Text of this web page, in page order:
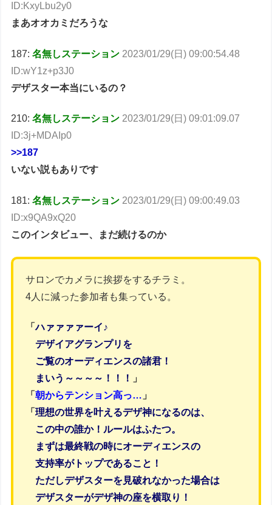
ID:KxyLbu2y0
まあオオカミだろうな
187:名無しステーション 2023/01/29(日) 09:00:54.48
ID:wY1z+p3J0
デザスター本当にいるの？
210:名無しステーション 2023/01/29(日) 09:01:09.07
ID:3j+MDAIp0
>>187
いない説もありです
181:名無しステーション 2023/01/29(日) 09:00:49.03
ID:x9QA9xQ20
このインタビュー、まだ続けるのか
サロンでカメラに挨拶をするチラミ。
4人に減った参加者も集っている。
「ハァァァァーイ♪
デザイアグランプリを
ご覧のオーディエンスの諸君！
まいう～～～～！！！
」
「朝からテンション高っ… 」
「理想の世界を叶えるデザ神になるのは、
この中の誰か！ルールはふたつ。
まずは最終戦の時にオーディエンスの
支持率がトップであること！
ただしデザスターを見破れなかった場合は
デザスターがデザ神の座を横取り！